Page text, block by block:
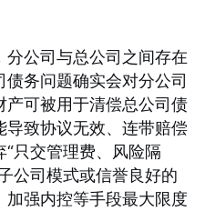
公司与总公司之间存在
务问题确实会对分公司
可被用于清偿总公司债
致协议无效、连带赔偿
只交管理费、风险隔
公司模式或信誉良好的
强内控等手段最大限度